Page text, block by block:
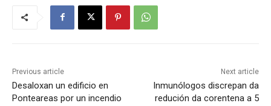
Previous article
Desaloxan un edificio en
Ponteareas por un incendio
Next article
Inmunólogos discrepan da
redución da corentena a 5